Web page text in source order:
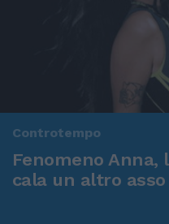
Controtempo
Fenomeno Anna,
cala un altro asso